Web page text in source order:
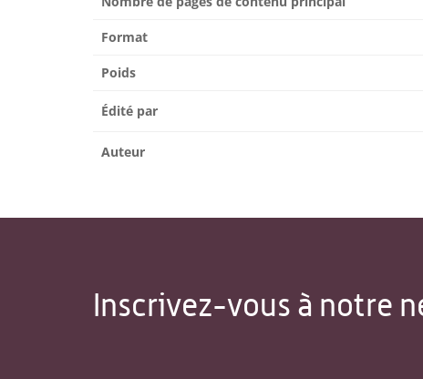
Format
Poids
Édité par
Auteur
Inscrivez-vous à notre